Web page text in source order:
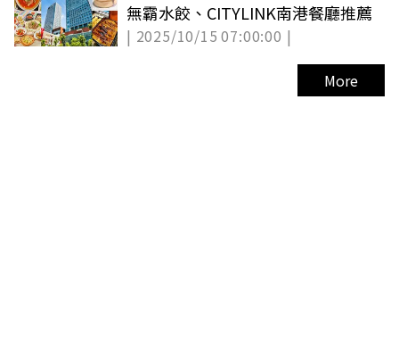
無霸水餃、CITYLINK南港餐廳推薦
| 2025/10/15 07:00:00 |
More